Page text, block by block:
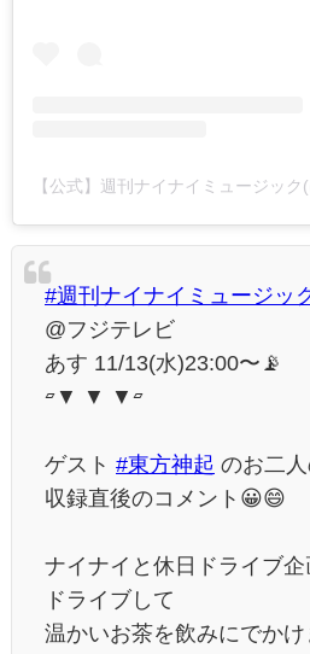
#週刊ナイナイミュージッ
@フジテレビ
あす 11/13(水)23:00〜📡
▱▼ ▼ ▼▱
ゲスト #東方神起 のお二
収録直後のコメント😀😄
ナイナイと休日ドライブ企
ドライブして
温かいお茶を飲みにでかけ